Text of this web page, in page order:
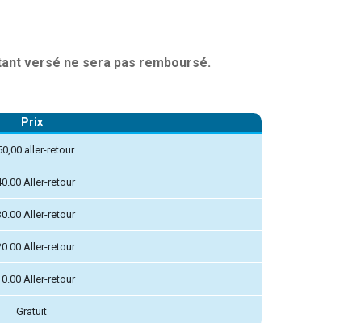
versé ne sera pas remboursé.
Prix
aller-retour
Aller-retour
Aller-retour
Aller-retour
Aller-retour
Gratuit